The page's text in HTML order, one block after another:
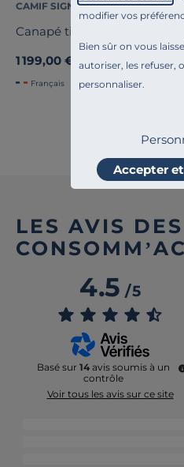
modifier vos
Bien sûr on vous
autoriser, les refuser,
personnaliser.
Accepter
CAMIF SIGNATURE
Canapé tissu Merlin
1 199,00 €
Français
Voir
LES AVIS
4.5/5
Basé sur 14 avis soumis à un
contrôle
Voir tous les avis sur ce site